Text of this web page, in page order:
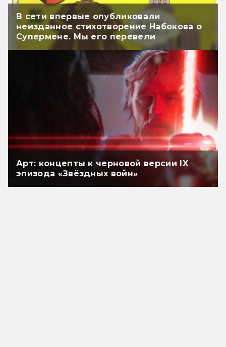
В сети впервые опубликовали
неизданное стихотворение Набокова о
Супермене. Мы его перевели
Арт: концепты к черновой версии IX
эпизода «Звёздных войн»